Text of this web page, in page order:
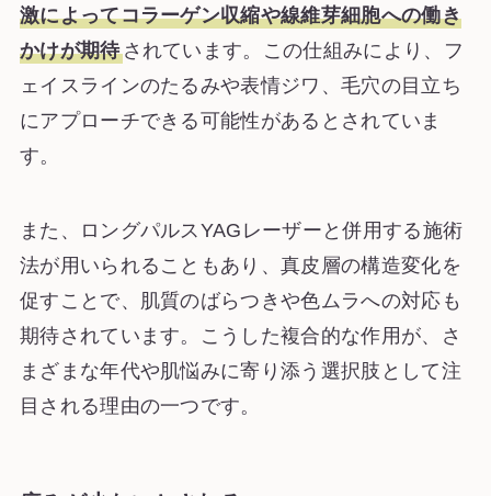
激によってコラーゲン収縮や線維芽細胞への働き
かけが期待されています。この仕組みにより、フ
ェイスラインのたるみや表情ジワ、毛穴の目立ち
にアプローチできる可能性があるとされていま
す。
また、ロングパルスYAGレーザーと併用する施術
法が用いられることもあり、真皮層の構造変化を
促すことで、肌質のばらつきや色ムラへの対応も
期待されています。こうした複合的な作用が、さ
まざまな年代や肌悩みに寄り添う選択肢として注
目される理由の一つです。